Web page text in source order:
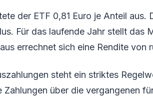
der ETF 0,81 Euro je Anteil aus.
Für das laufende Jahr stellt das
errechnet sich eine Rendite von
steht ein striktes
Zahlungen über die vergangenen